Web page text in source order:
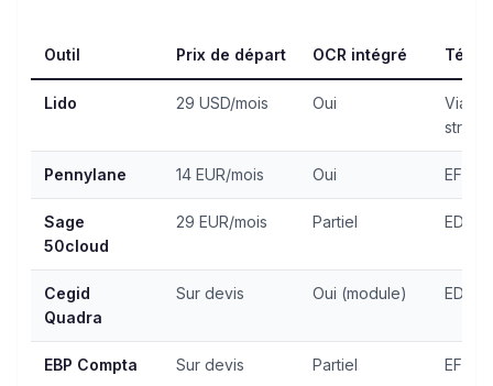
Outil Prix de départ OCR intégré
Lido 29 USD/mois Oui
Via
Pennylane 14 EUR/mois Oui EFI
Sage
50cloud
29 EUR/mois Partiel EDI-
Cegid
Quadra
Sur devis Oui (module) EDI-
EBP Compta Sur devis Partiel EFI